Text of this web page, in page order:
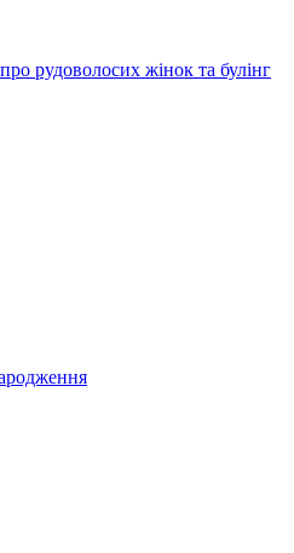
рудоволосих жінок та булінг